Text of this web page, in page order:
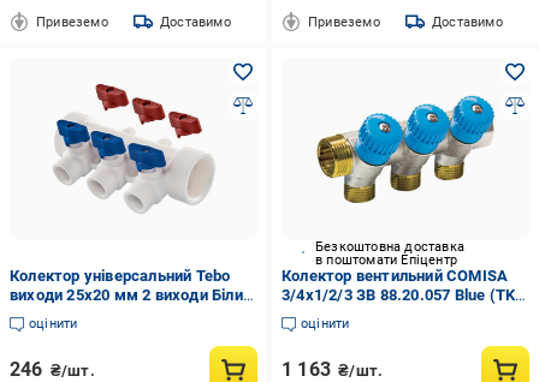
Привеземо Доставимо Привеземо Доставимо
Колектор універсальний Tebo
виходи 25х20 мм 2 виходи Білий
(RS-О30091251)
оцінити
246 ₴/шт.
Безкоштовна доставка
в поштомати Епіцентр
Колектор вентильний COMISA
3/4х1/2/3 ЗВ 88.20.057 Blue (TK-
CL062200301N)
оцінити
1 163 ₴/шт.